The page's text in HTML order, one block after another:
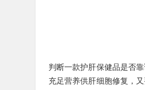
判断一款护肝保健品是否
充足营养供肝细胞修复，